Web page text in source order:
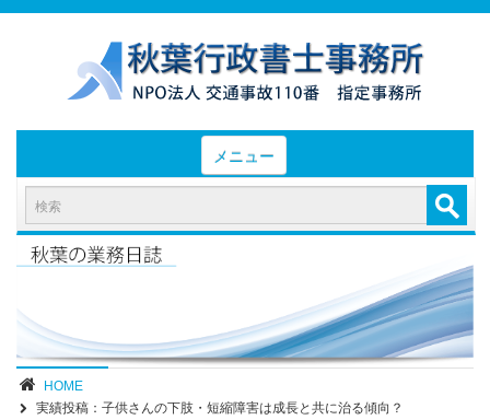
メニュー
HOME
お知らせと業務日誌
- 後遺障害等級認定実績（初回申請）
- 後遺障害等級認定実績（異議申立）
業務内容・報酬
HOME
実績投稿：子供さんの下肢・短縮障害は成長と共に治る傾向？